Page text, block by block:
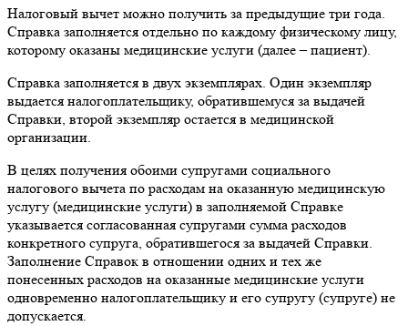
Налоговый вычет можно получить за предыдущие три года.
Справка заполняется отдельно по каждому физическому лицу,
которому оказаны медицинские услуги (далее – пациент).
Справка заполняется в двух экземплярах. Один экземпляр
выдается налогоплательщику, обратившемуся за выдачей
Справки, второй экземпляр остается в медицинской
организации.
В целях получения обоими супругами социального
налогового вычета по расходам на оказанную медицинскую
услугу (медицинские услуги) в заполняемой Справке
указывается согласованная супругами сумма расходов
конкретного супруга, обратившегося за выдачей Справки.
Заполнение Справок в отношении одних и тех же
понесенных расходов на оказанные медицинские услуги
одновременно налогоплательщику и его супругу (супруге) не
допускается.